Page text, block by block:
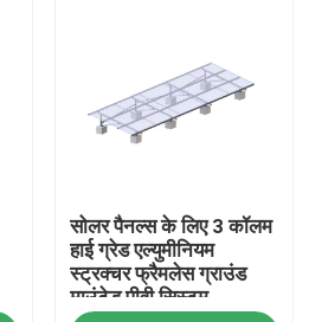
सोलर पैनल्स के लिए 3 कॉलम
हाई ग्रेड एल्युमीनियम
स्ट्रक्चर फ्रैमलेस ग्राउंड
माउंटेड पीवी सिस्टम